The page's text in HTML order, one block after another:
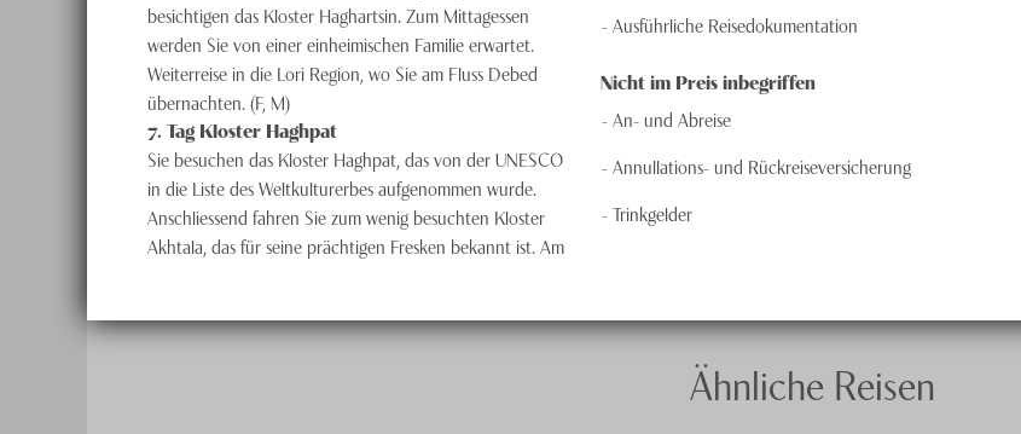
besichtigen das Kloster Haghartsin. Zum Mittagessen
werden Sie von einer einheimischen Familie erwartet.
Weiterreise in die Lori Region, wo Sie am Fluss Debed
übernachten. (F, M)
7. Tag Kloster Haghpat
Sie besuchen das Kloster Haghpat, das von der UNESCO
in die Liste des Weltkulturerbes aufgenommen wurde.
Anschliessend fahren Sie zum wenig besuchten Kloster
Akhtala, das für seine prächtigen Fresken bekannt ist. Am
Ausführliche Reisedokumentation
Nicht im Preis inbegriffen
An- und Abreise
Annullations- und Rückreiseversicherung
Trinkgelder
Ähnliche Reisen